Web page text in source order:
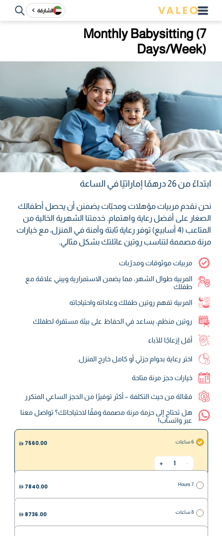
الشارقة
Monthly Babysitting (7
Days/Week)
ابتداءً من 26 درهمًا إماراتيًا في الساعة
نحن نقدم مربيات مؤهلات ومحبّات يضمنن أن يحصل أطفالك
الصغار على أفضل رعاية واهتمام. خدمتنا الشهرية الخالية من
المتاعب (4 أسابيع) توفر رعاية ثابتة وآمنة في المنزل، مع خيارات
مرنة مصممة لتناسب روتين عائلتك بشكل مثالي.
مربيات موثوقات ومدرّبات
المربية طوال الشهر، مما يضمن الاستمرارية ويبني علاقة مع
طفلك
المربية تفهم روتين طفلك وعاداته واحتياجاته
روتين منظم، يساعد في الحفاظ على بيئة مستقرة لطفلك
أقل إزعاجًا للآباء
اختر رعاية بدوام جزئي أو كامل خارج المنزل.
خيارات حجز مرنة متاحة
فعّالة من حيث التكلفة – أكثر توفيرًا من الحجز الساعي المتكرر
هل تحتاج إلى حزمة مرنة مصممة وفقًا لاحتياجاتك؟ تواصل معنا
عبر واتساب!
6 ساعات
-
1
+
7560.00
7 Hours
7840.00
8 ساعات 8736.00